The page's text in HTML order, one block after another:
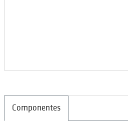
Componentes